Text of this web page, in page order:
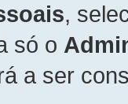
,
só o
a ser